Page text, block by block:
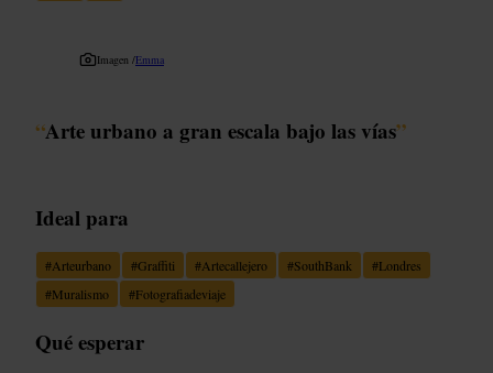
Imagen /Emma
“Arte urbano a gran escala bajo las vías”
Ideal para
#Arteurbano #Graffiti #Artecallejero #SouthBank #Londres
#Muralismo #Fotografiadeviaje
Qué esperar